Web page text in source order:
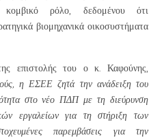
ρόλο, δεδομένου ότι
βιομηχανικά οικοσυστήματα
επιστολής του ο κ. Καφούνης,
η ΕΣΕΕ ζητά την ανάδειξη του
στο νέο ΠΔΠ με τη διεύρυνση
εργαλείων για τη στήριξη των
παρεμβάσεις για την